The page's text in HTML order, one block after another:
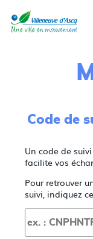
Mes démarches
Code de
Un code de
facilite vos
Pour retrouver
suivi, indiquez
Code de suivi